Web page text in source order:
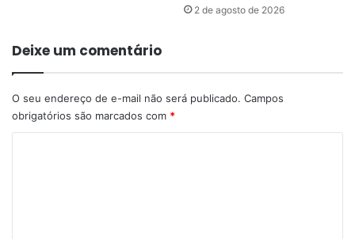
2 de agosto de 2026
Deixe um comentário
O seu endereço de e-mail não será publicado. Campos
obrigatórios são marcados com *